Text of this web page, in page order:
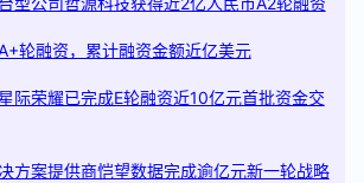
轮融资，累计融资金额近亿美元
际荣耀已完成E轮融资近10亿元首批资金交
方案提供商恺望数据完成逾亿元新一轮战略